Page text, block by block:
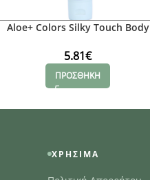
Aloe+ Colors Silky Touch Body
5.81€
ΠΡΟΣΘΗΚΗ
ΧΡΉΣΙΜΑ